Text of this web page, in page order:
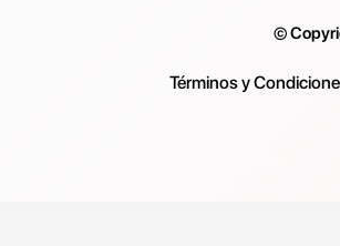
©
Términos y